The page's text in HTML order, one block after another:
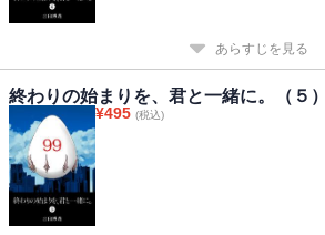
あらすじを見る
終わりの始まりを、君と一緒に。（５）
¥495 (税込)